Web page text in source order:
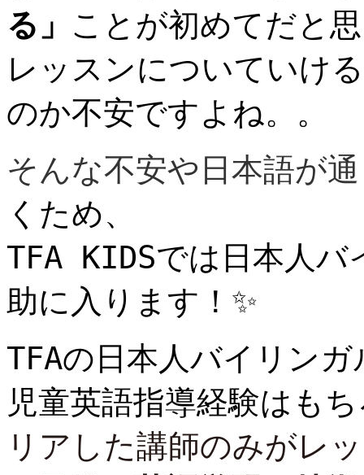
る」 ことが初めてだと
レッスンについていけ
のか不安ですよね。。
そんな不安や 日本語が
くため、
TFA KIDSでは日本人バ
助に入ります！✨
TFAの日本人バイリンガ
児童英語指導経験はも
リアした講師のみがレ